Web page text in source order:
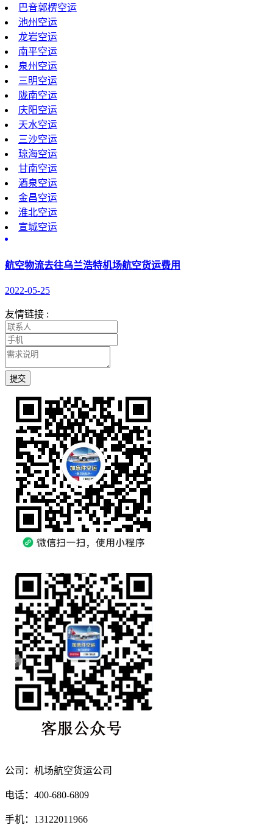
巴音郭楞空运
池州空运
龙岩空运
南平空运
泉州空运
三明空运
陇南空运
庆阳空运
天水空运
三沙空运
琼海空运
甘南空运
酒泉空运
金昌空运
淮北空运
宣城空运
航空物流去往乌兰浩特机场航空货运费用
2022-05-25
友情链接 :
提交
公司：机场航空货运公司
电话：400-680-6809
手机：13122011966